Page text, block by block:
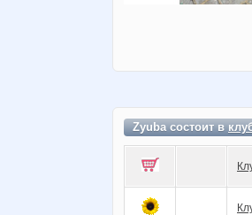
Zyuba состоит в